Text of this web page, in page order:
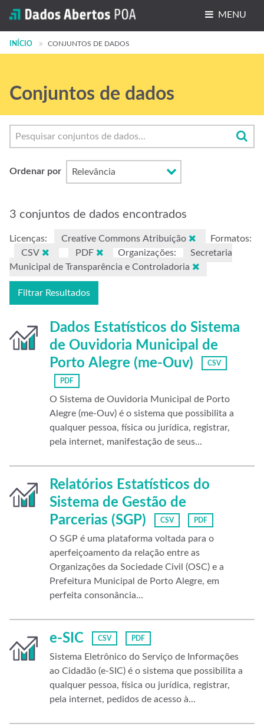
MENU
Conjuntos de dados
Grupos
Sobre
INÍCIO CONJUNTOS DE DADOS
Conjuntos de dados
Ordenar por
3 conjuntos de dados encontrados
Licenças: Creative Commons Atribuição
Formatos:
CSV
PDF Organizações:
Secretaria
Municipal de Transparência e Controladoria
Filtrar Resultados
Dados Estatísticos do Sistema
de Ouvidoria Municipal de
Porto Alegre (me-Ouv)
CSV
PDF
O Sistema de Ouvidoria Municipal de Porto
Alegre (me-Ouv) é o sistema que possibilita a
qualquer pessoa, física ou jurídica, registrar,
pela internet, manifestação de seus...
Relatórios Estatísticos do
Sistema de Gestão de
Parcerias (SGP)
CSV PDF
O SGP é uma plataforma voltada para o
aperfeiçoamento da relação entre as
Organizações da Sociedade Civil (OSC) e a
Prefeitura Municipal de Porto Alegre, em
perfeita consonância...
e-SIC CSV PDF
Sistema Eletrônico do Serviço de Informações
ao Cidadão (e-SIC) é o sistema que possibilita a
qualquer pessoa, física ou jurídica, registrar,
pela internet, pedidos de acesso à...